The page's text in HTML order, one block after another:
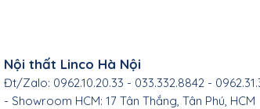
Nội thất Linco Hà Nội
Đt/Zalo: 0962.10.20.33 - 033.332.8842 -
- Showroom HCM: 17 Tân Thắng, Tân Phú, HCM